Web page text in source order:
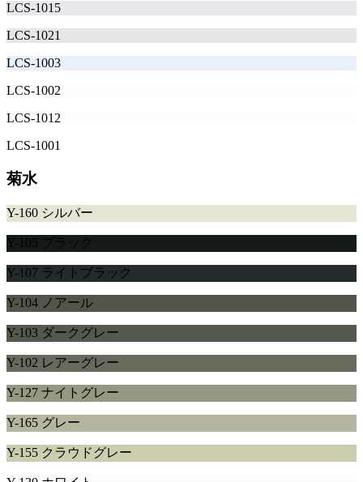
LCS-1015
LCS-1021
LCS-1003
LCS-1002
LCS-1012
LCS-1001
菊水
Y-160 シルバー
Y-105 ブラック
Y-107 ライトブラック
Y-104 ノアール
Y-103 ダークグレー
Y-102 レアーグレー
Y-127 ナイトグレー
Y-165 グレー
Y-155 クラウドグレー